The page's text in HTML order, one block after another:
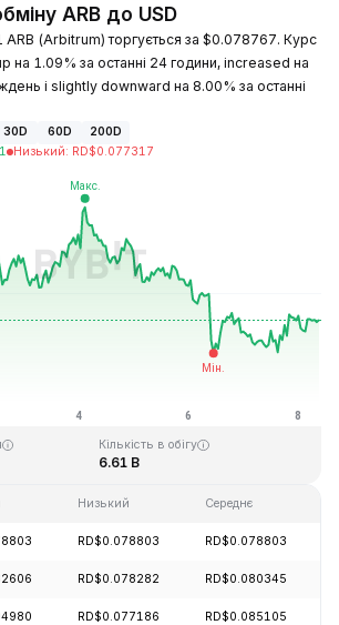
ARB до USD
ARB (Arbitrum) торгується за $0.078767. Курс
на 1.09% за останні 24 години, increased на
і slightly downward на 8.00% за останні
30D 60D
200D
Низький: RD$0.077317
RD$0.070480
Кількість в обігу
6.61 B
Низький Середнє
RD$0.078803 RD$0.078803
RD$0.078282 RD$0.080345
RD$0.077186 RD$0.085105